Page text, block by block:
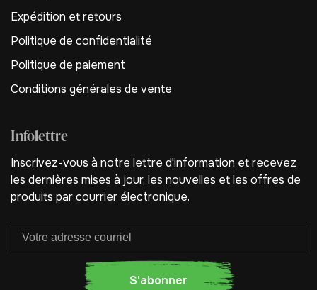
Expédition et retours
Politique de confidentialité
Politique de paiement
Conditions générales de vente
Infolettre
Inscrivez-vous à notre lettre d'information et recevez
les dernières mises à jour, les nouvelles et les offres de
produits par courrier électronique.
S'abonner